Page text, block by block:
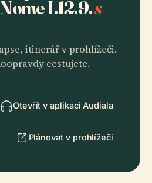
I.12.9.s
itinerář v prohlížeči.
cestujete.
Otevřít v aplikaci Audiala
Plánovat v prohlížeči